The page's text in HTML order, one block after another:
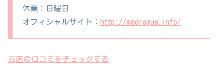
休業：日曜日
オフィシャルサイト： http://madrague.info/
お店の口コミをチェックする